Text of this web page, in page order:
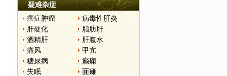
疑难杂症
癌症肿瘤
病毒性肝炎
肝硬化
脂肪肝
酒精肝
肝腹水
痛风
甲亢
糖尿病
癫痫
失眠
面瘫